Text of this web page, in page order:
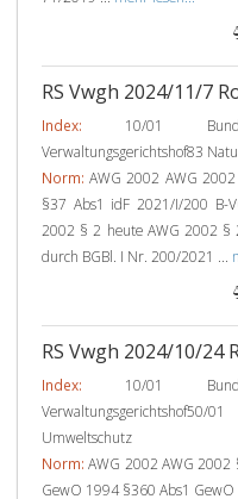
RS Vwgh 2024/11/7
Index: 10/01 Bundes-
Verwaltungsgerichtshof83
Norm: AWG 2002 AWG
§37 Abs1 idF 2021/I/200 B-
2002 § 2 heute AWG 2002
durch BGBl. I Nr. 200/2021 ...
RS Vwgh 2024/10/24
Index: 10/01 Bundes-
Umweltschutz
Norm: AWG 2002 AWG 2002
GewO 1994 §360 Abs1